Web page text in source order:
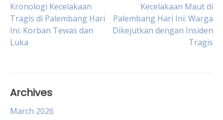
Post
navigation
Kronologi Kecelakaan
Tragis di Palembang Hari
Ini: Korban Tewas dan
Luka
Kecelakaan Maut di
Palembang Hari Ini: Warga
Dikejutkan dengan Insiden
Tragis
Archives
March 2026